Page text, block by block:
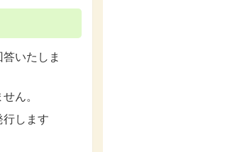
いたしま
ん。
行します